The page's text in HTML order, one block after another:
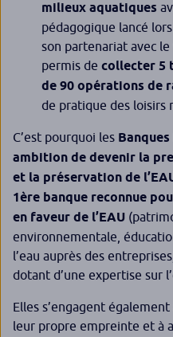
milieux aquatiques
pédagogique lancé
son partenariat avec
permis de collecter 5
de 90 opérations de
de pratique des loisirs
C’est pourquoi les
ambition de devenir la
et la préservation de
1ère banque reconnue
en faveur de l’EAU
environnementale,
l’eau auprès des
dotant d’une expertise sur
Elles s’engagent
leur propre empreinte et à